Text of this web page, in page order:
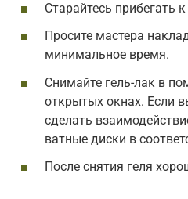
Старайтесь прибегать
Просите мастера
минимальное время.
Снимайте гель-лак в
открытых окнах. Если
сделать
ватные диски в
После снятия геля